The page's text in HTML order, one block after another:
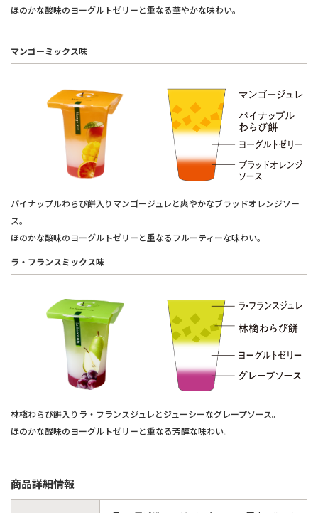
ほのかな酸味のヨーグルトゼリーと重なる華やかな味わい。
マンゴーミックス味
パイナップルわらび餅入りマンゴージュレと爽やかなブラッドオレンジソー
ス。
ほのかな酸味のヨーグルトゼリーと重なるフルーティーな味わい。
ラ・フランスミックス味
林檎わらび餅入りラ・フランスジュレとジューシーなグレープソース。
ほのかな酸味のヨーグルトゼリーと重なる芳醇な味わい。
商品詳細情報